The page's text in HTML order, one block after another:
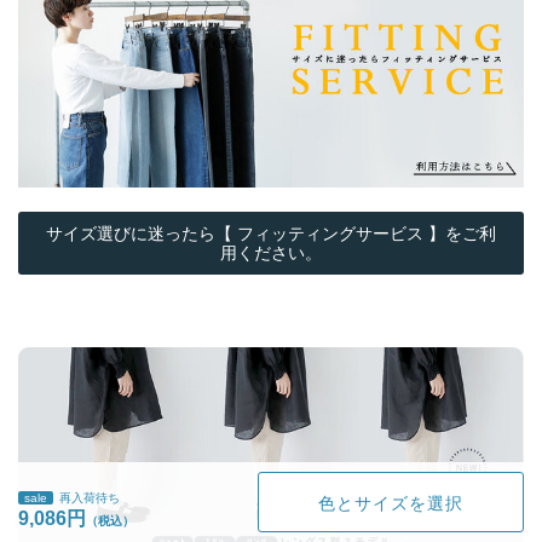
サイズ選びに迷ったら【 フィッティングサービス 】をご利
用ください。
sale 再入荷待ち
9,086円
色とサイズを選択